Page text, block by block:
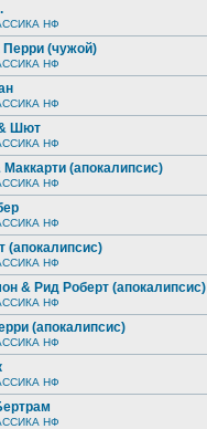
НФ
(чужой)
НФ
НФ
Шют
НФ
(апокалипсис)
НФ
НФ
(апокалипсис)
НФ
& Рид Роберт (апокалипсис)
НФ
(апокалипсис)
НФ
НФ
НФ